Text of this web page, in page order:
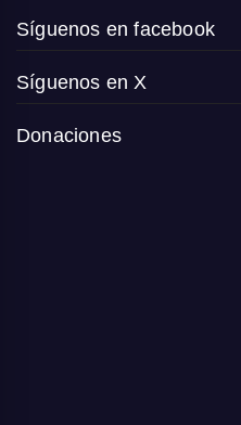
Síguenos en facebook
Síguenos en X
Donaciones